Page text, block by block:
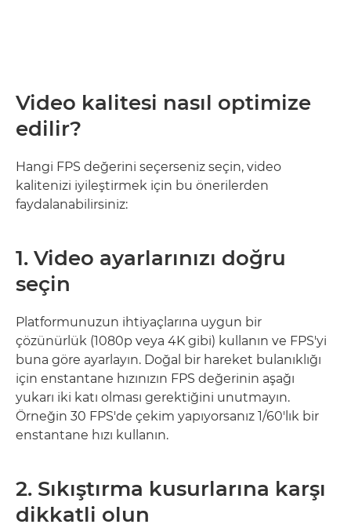
Video kalitesi nasıl optimize
edilir?
Hangi FPS değerini seçerseniz seçin, video
kalitenizi iyileştirmek için bu önerilerden
faydalanabilirsiniz:
1. Video ayarlarınızı doğru
seçin
Platformunuzun ihtiyaçlarına uygun bir
çözünürlük (1080p veya 4K gibi) kullanın ve FPS'yi
buna göre ayarlayın. Doğal bir hareket bulanıklığı
için enstantane hızınızın FPS değerinin aşağı
yukarı iki katı olması gerektiğini unutmayın.
Örneğin 30 FPS'de çekim yapıyorsanız 1/60'lık bir
enstantane hızı kullanın.
2. Sıkıştırma kusurlarına karşı
dikkatli olun